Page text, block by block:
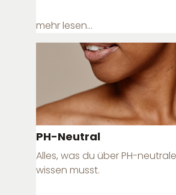
mehr lesen...
PH-Neutral
Alles, was du über PH-
wissen musst.